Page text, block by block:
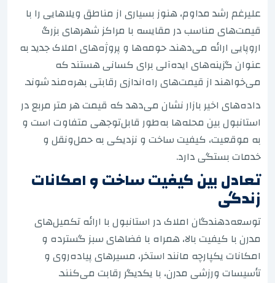
علیرغم رشد مداوم، هنوز بسیاری از مناطق ویلاهایی را با
قیمت‌های مناسب در مقایسه با مراکز شهرهای بزرگ
اروپایی ارائه می‌دهند. حومه‌ها و پروژه‌های املاک جدید به
عنوان گزینه‌های ایده‌آلی برای کسانی هستند که
می‌خواهند از قیمت‌های راه‌اندازی رقابتی بهره‌مند شوند.
داده‌های اخیر بازار نشان می‌دهد که قیمت هر متر مربع در
استانبول بین محله‌ها به‌طور قابل‌توجهی متفاوت است و
به موقعیت، کیفیت ساخت و نزدیکی به حمل‌ونقل و
خدمات بستگی دارد.
تعادل بین کیفیت ساخت و امکانات
زندگی
توسعه‌دهندگان املاک در استانبول با ارائه تکمیل‌های
مدرن با کیفیت بالا، همراه با فضاهای سبز گسترده و
امکانات یکپارچه مانند استخر، مسیرهای پیاده‌روی و
تأسیسات ورزشی مدرن، با یکدیگر رقابت می‌کنند.